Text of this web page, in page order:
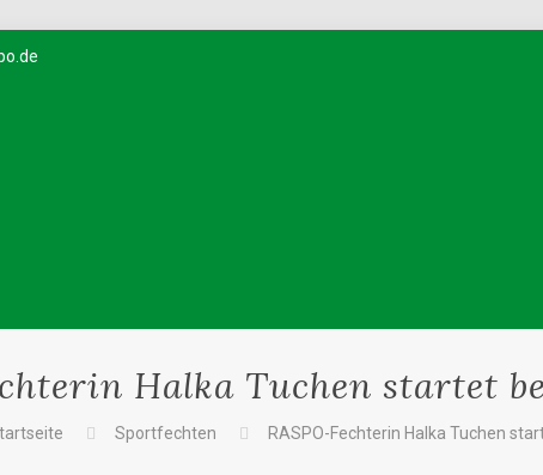
Halka Tuchen startet
Sportfechten RASPO-Fechterin Halka Tuchen